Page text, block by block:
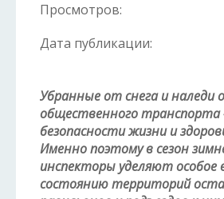
Просмотров:
Дата публикации:
Убранные от снега и наледи
общественного транспорта
безопасности жизни и
Именно поэтому в сезон
инспекторы уделяют особое
состоянию территорий